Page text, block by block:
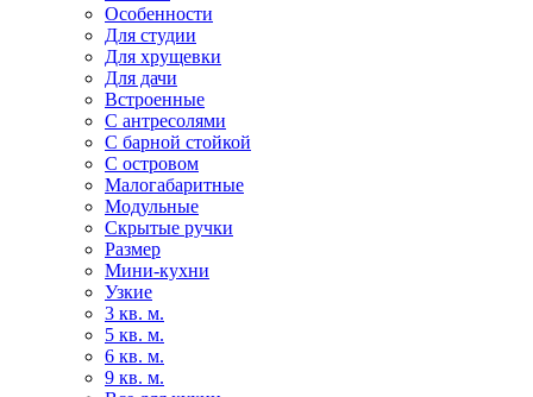
Особенности
Для студии
Для хрущевки
Для дачи
Встроенные
С антресолями
С барной стойкой
С островом
Малогабаритные
Модульные
Скрытые ручки
Размер
Мини-кухни
Узкие
3 кв. м.
5 кв. м.
6 кв. м.
9 кв. м.